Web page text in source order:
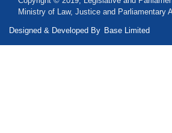
Ministry of Law, Justice and Parliamentary
Designed & Developed By Base Limited